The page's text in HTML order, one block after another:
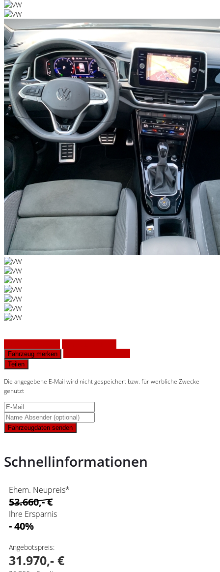
Fahrzeug merken
Teilen
Die angegebene E-Mail wird nicht gespeichert bzw. für werbliche Zwecke
genutzt
Fahrzeugdaten senden
Schnellinformationen
Ehem. Neupreis*
53.660,- €
Ihre Ersparnis
- 40%
Angebotspreis:
31.970,- €